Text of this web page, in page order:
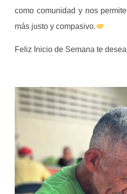
como comunidad y nos
más justo y compasivo.
Feliz Inicio de Semana te